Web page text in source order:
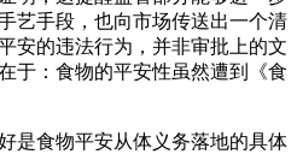
艺手段，也向市场传送出一个清
安的违法行为，并非审批上的文
于：食物的平安性虽然遭到《食
食物平安从体义务落地的具体